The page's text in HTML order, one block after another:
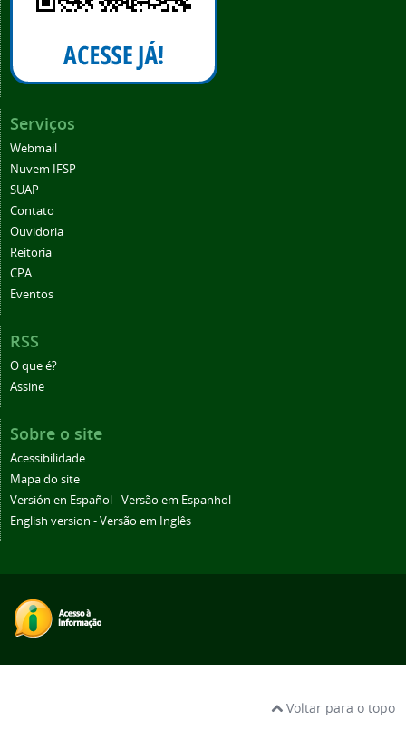
Serviços
Webmail
Nuvem IFSP
SUAP
Contato
Ouvidoria
Reitoria
CPA
Eventos
RSS
O que é?
Assine
Sobre o site
Acessibilidade
Mapa do site
Versión en Español - Versão em Espanhol
English version - Versão em Inglês
Voltar para o topo